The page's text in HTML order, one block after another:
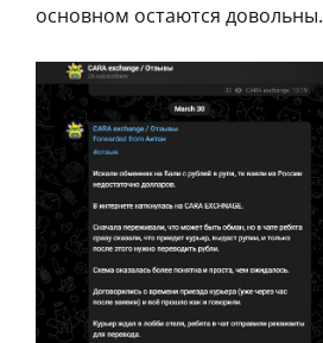
основном остаются довольны.